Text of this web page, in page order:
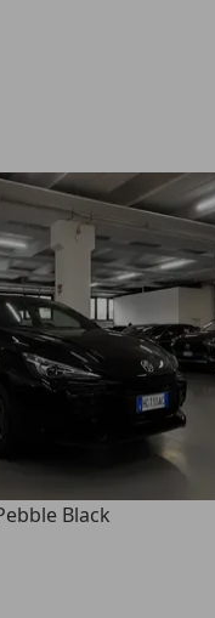
Black